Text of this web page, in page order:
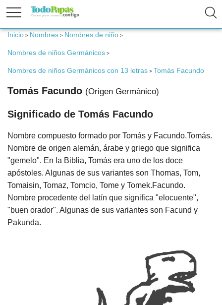
Fertilidad
Embarazo
Bebé
Padres
Calculadoras
Nombres
Inicio > Nombres > Nombres de niño >
Nombres de niños Germánicos >
Nombres de niños Germánicos con 13 letras > Tomás Facundo
Tomás Facundo (Origen Germánico)
Significado de Tomás Facundo
Nombre compuesto formado por Tomás y Facundo.Tomás.
Nombre de origen alemán, árabe y griego que significa
"gemelo". En la Biblia, Tomás era uno de los doce
apóstoles. Algunas de sus variantes son Thomas, Tom,
Tomaisin, Tomaz, Tomcio, Tome y Tomek.Facundo.
Nombre procedente del latín que significa "elocuente",
"buen orador". Algunas de sus variantes son Facund y
Pakunda.